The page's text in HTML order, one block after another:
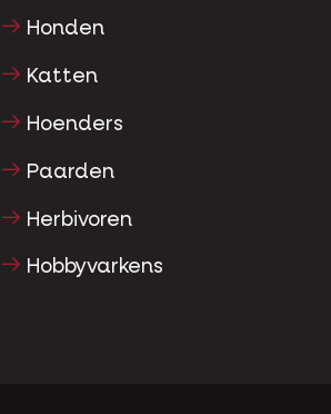
Honden
Katten
Hoenders
Paarden
Herbivoren
Hobbyvarkens